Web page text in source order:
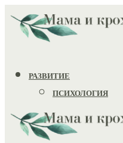
РАЗВИТИЕ
ПСИХОЛОГИЯ
ИГРУШКИ
ЗДОРОВЬЕ